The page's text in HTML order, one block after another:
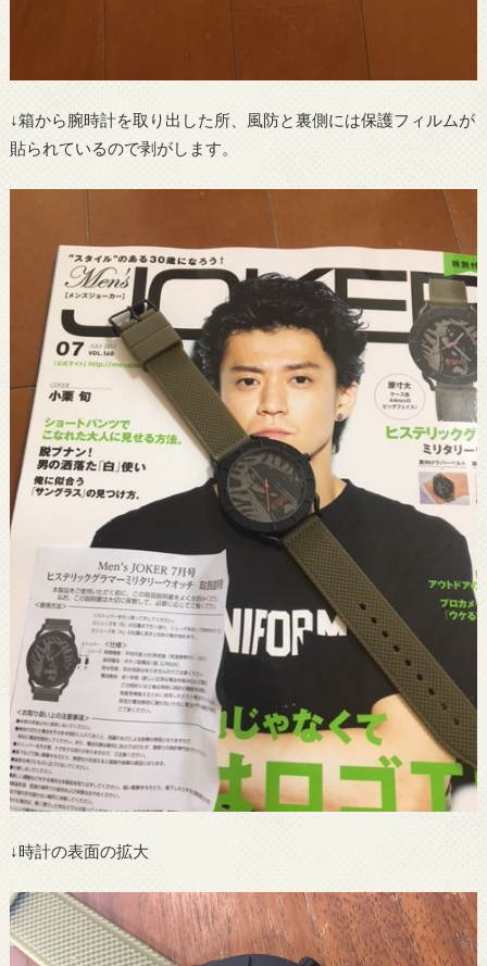
↓箱から腕時計を取り出した所、風防と裏側には保護フィルムが
貼られているので剥がします。
↓時計の表面の拡大